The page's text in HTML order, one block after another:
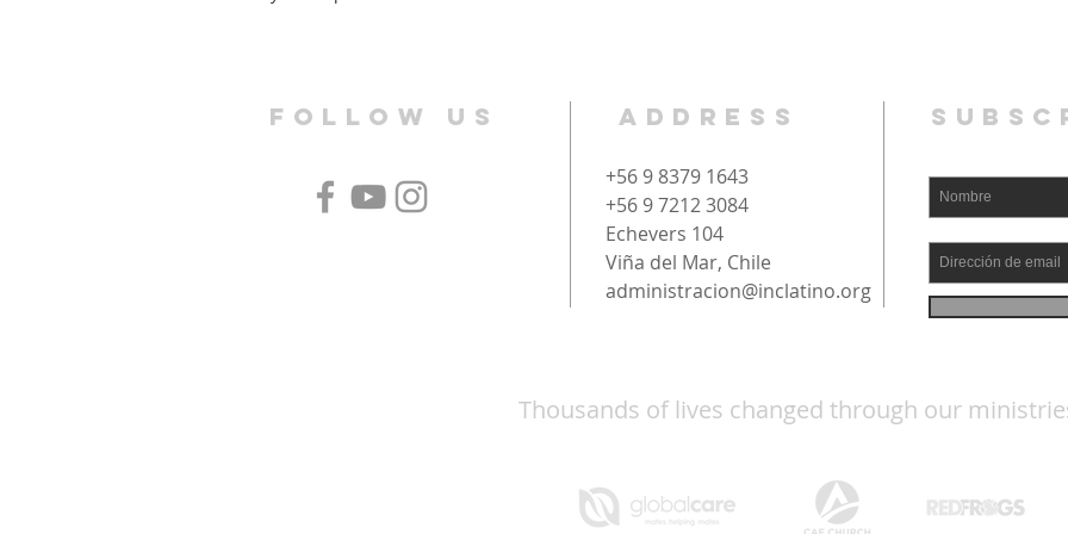
FOLLOW US ADDRESS
+56 9 8379 1643
+56 9 7212 3084
Echevers 104
Viña del Mar, Chile
administracion@inclatino.org
Thousands of lives changed through our